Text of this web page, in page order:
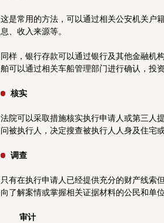
这是常用的方法，可以通过相关公安机关户
息、收入来源等。
同样，银行存款可以通过银行及其他金融机
舶可以通过相关车船管理部门进行确认，投
核实
法院可以采取措施核实执行申请人或第三人
问被执行人，决定搜查被执行人人身及住宅
调查
只有在执行申请人已经提供充分的财产线索
向了解案情或掌握相关证据材料的公民和单
审计